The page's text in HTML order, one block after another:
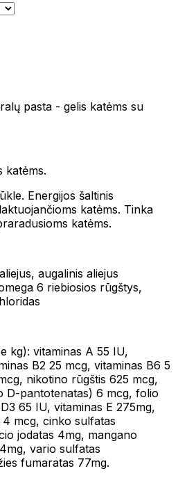
pasta - gelis katėms su
katėms.
Energijos šaltinis
katėms. Tinka
katėms.
augalinis aliejus
6 riebiosios rūgštys,
kg): vitaminas A 55 IU,
B2 25 mcg, vitaminas B6 5
nikotino rūgštis 625 mcg,
D-pantotenatas) 6 mcg, folio
65 IU, vitaminas E 275mg,
4 mcg, cinko sulfatas
jodatas 4mg, mangano
vario sulfatas
fumaratas 77mg.